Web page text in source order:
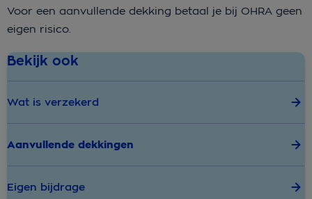
Voor een aanvullende dekking betaal je bij OHRA geen
eigen risico.
Bekijk ook
Wat is verzekerd
Aanvullende dekkingen
Eigen bijdrage